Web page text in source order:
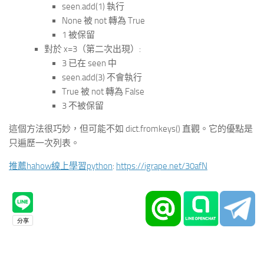
seen.add(1) 執行
None 被 not 轉為 True
1 被保留
對於 x=3（第二次出現）:
3 已在 seen 中
seen.add(3) 不會執行
True 被 not 轉為 False
3 不被保留
這個方法很巧妙，但可能不如 dict.fromkeys() 直觀。它的優點是
只遍歷一次列表。
推薦hahow線上學習python: https://igrape.net/30afN